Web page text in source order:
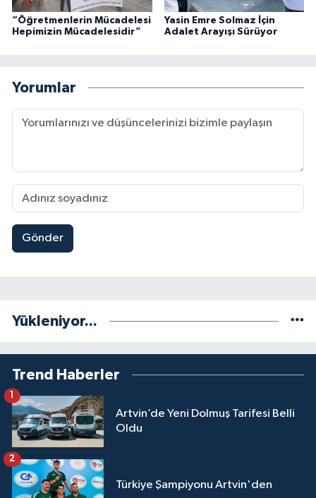
“Öğretmenlerin Mücadelesi
Hepimizin Mücadelesidir”
Yasin Emre Solmaz İçin
Adalet Arayışı Sürüyor
Yorumlar
Gönder
Yükleniyor...
Trend Haberler
Artvin’de Yeni Dolmuş Tarifesi Belli
Oldu
1
Türkiye Şampiyonu Artvin'den
2